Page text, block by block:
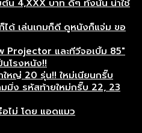
ต้น 4,XXX บาท ดีๆ ทั้งนั้น น่าใช้
ได้ เล่นเกมก็ดี ดูหนังก็แจ่ม ขอ
Projector และทีวีจอเบิ้ม 85″
โรงหนัง!!
ใหญ่ 20 รุ่น!! ใหม่เนียนกริ๊บ
มมิ่ง รหัสท้ายใหม่กริ๊บ 22, 23
ไม่ โดย แอดแมว